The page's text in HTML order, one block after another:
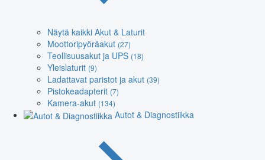
Näytä kaikki Akut & Laturit
Moottoripyöräakut (27)
Teollisuusakut ja UPS (18)
Yleislaturit (9)
Ladattavat paristot ja akut (39)
Pistokeadapterit (7)
Kamera-akut (134)
Autot & Diagnostiikka